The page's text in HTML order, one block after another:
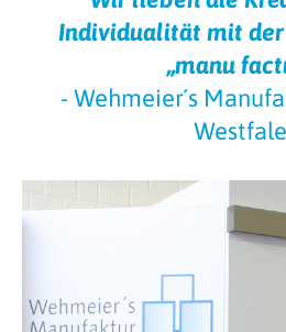
Individualität mit
„manu
- Wehmeier´s